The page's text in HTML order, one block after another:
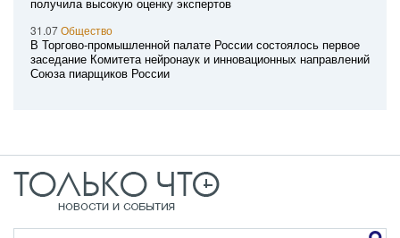
31.07Общество
В Торгово-промышленной палате России состоялось первое
заседание Комитета нейронаук и инновационных направлений
Союза пиарщиков России